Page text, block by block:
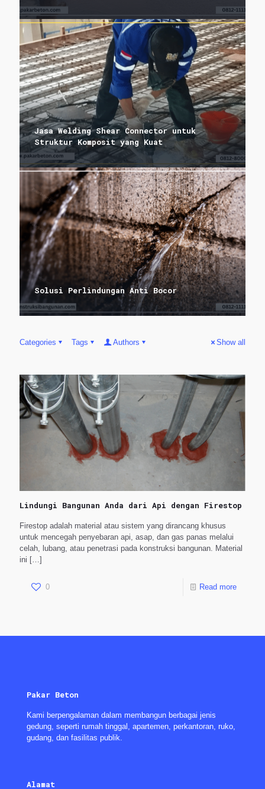
Jasa Welding Shear Connector untuk
Struktur Komposit yang Kuat
Solusi Perlindungan Anti Bocor
Categories Tags Authors Show all
Lindungi Bangunan Anda dari Api dengan Firestop
Firestop adalah material atau sistem yang dirancang khusus
untuk mencegah penyebaran api, asap, dan gas panas melalui
celah, lubang, atau penetrasi pada konstruksi bangunan. Material
ini […]
0 Read more
Pakar Beton
Kami berpengalaman dalam membangun berbagai jenis
gedung, seperti rumah tinggal, apartemen, perkantoran, ruko,
gudang, dan fasilitas publik.
Alamat